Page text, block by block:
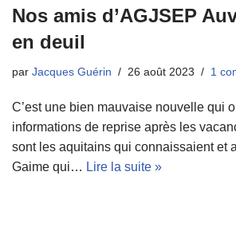
Nos amis d’AGJSEP
en deuil
par Jacques Guérin 26 août 2023 1
C’est une bien mauvaise nouvelle qui
informations de reprise après les
sont les aquitains qui connaissaient et
Gaime qui… Lire la suite »